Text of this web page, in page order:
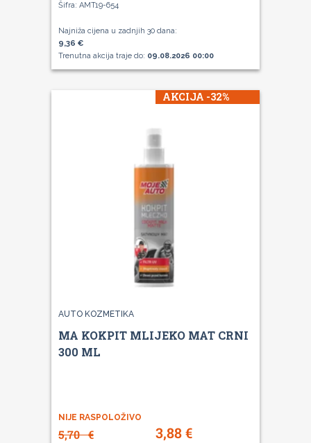
Šifra: AMT19-654
Najniža cijena u zadnjih 30 dana:
9,36 €
Trenutna akcija traje do: 09.08.2026 00:00
AKCIJA -32%
AUTO KOZMETIKA
MA KOKPIT MLIJEKO MAT CRNI
300 ML
NIJE RASPOLOŽIVO
5,70€ 3,88€